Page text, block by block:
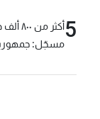
5
أكثر
مسجّل: